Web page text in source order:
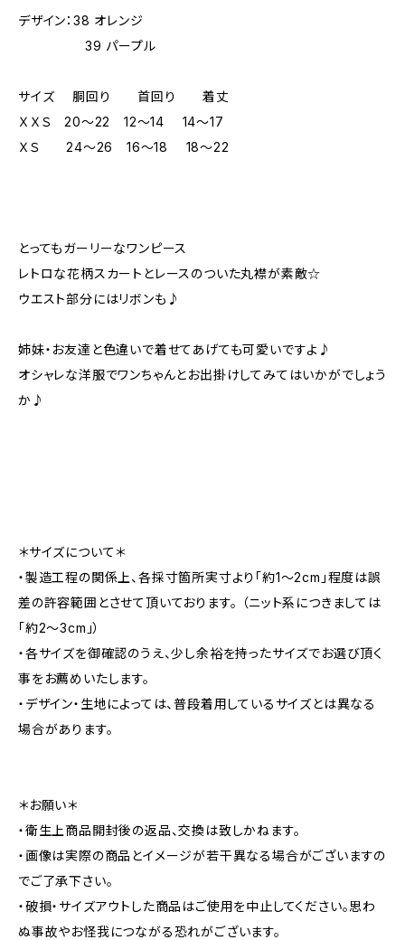
デザイン：38 オレンジ
39 パープル
サイズ 胴回り 首回り 着丈
ＸＸＳ 20～22 12～14 14～17
ＸＳ 24～26 16～18 18～22
とってもガーリーなワンピース
レトロな花柄スカートとレースのついた丸襟が素敵☆
ウエスト部分にはリボンも♪
姉妹・お友達と色違いで着せてあげても可愛いですよ♪
オシャレな洋服でワンちゃんとお出掛けしてみてはいかがでしょう
か♪
＊サイズについて＊
・製造工程の関係上、各採寸箇所実寸より「約1～2cm」程度は誤
差の許容範囲とさせて頂いております。 （ニット系につきましては
「約2～3cm」）
・各サイズを御確認のうえ、少し余裕を持ったサイズでお選び頂く
事をお薦めいたします。
・デザイン・生地によっては、普段着用しているサイズとは異なる
場合があります。
＊お願い＊
・衛生上商品開封後の返品、交換は致しかねます。
・画像は実際の商品とイメージが若干異なる場合がございますの
でご了承下さい。
・破損・サイズアウトした商品はご使用を中止してください。思わ
ぬ事故やお怪我につながる恐れがございます。